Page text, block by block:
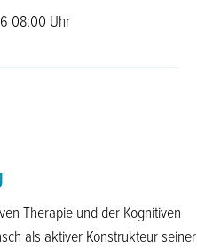
08:00 Uhr
Therapie und der Kognitiven
als aktiver Konstrukteur seiner